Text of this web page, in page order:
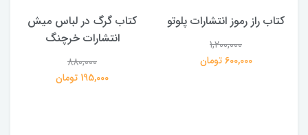
کتاب راز رموز انتشارات پلوتو
1,200,000
600,000 تومان
کتاب گرگ در لباس میش
انتشارات خرچنگ
880,000
195,000 تومان